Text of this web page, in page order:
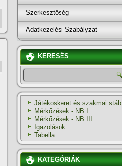
Szerkesztőség
Adatkezelési Szabályzat
KERESÉS
Játékoskeret és szakmai stáb
Mérkőzések - NB I
Mérkőzések - NB III
Igazolások
Tabella
KATEGÓRIÁK